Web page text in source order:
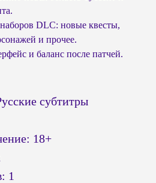
DLC: новые квесты,
и прочее.
и баланс после патчей.
субтитры
18+
1